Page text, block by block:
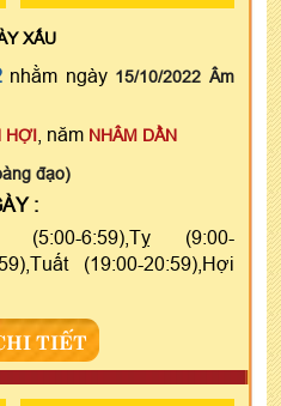
XẤU
nhằm ngày 15/10/2022 Âm
HỢI , năm NHÂM DẦN
đạo)
:
(5:00-6:59),Tỵ (9:00-
(19:00-20:59),Hợi
TIẾT